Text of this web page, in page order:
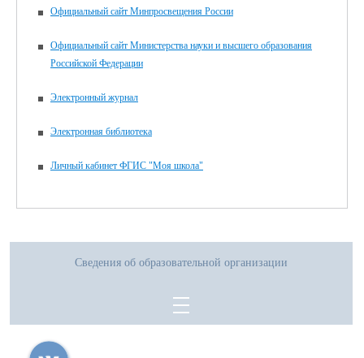
Официальный сайт Минпросвещения России
Официальный сайт Министерства науки и высшего образования
Российской Федерации
Электронный журнал
Электронная библиотека
Личный кабинет ФГИС "Моя школа"
Сведения об образовательной организации